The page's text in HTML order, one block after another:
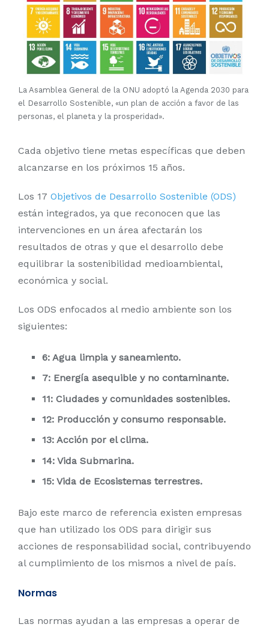
La Asamblea General de la ONU adoptó la Agenda 2030 para
el Desarrollo Sostenible, «un plan de acción a favor de las
personas, el planeta y la prosperidad».
Cada objetivo tiene metas específicas que deben
alcanzarse en los próximos 15 años.
Los 17 Objetivos de Desarrollo Sostenible (ODS)
están integrados, ya que reconocen que las
intervenciones en un área afectarán los
resultados de otras y que el desarrollo debe
equilibrar la sostenibilidad medioambiental,
económica y social.
Los ODS enfocados al medio ambiente son los
siguientes:
6: Agua limpia y saneamiento.
7: Energía asequible y no contaminante.
11: Ciudades y comunidades sostenibles.
12: Producción y consumo responsable.
13: Acción por el clima.
14: Vida Submarina.
15: Vida de Ecosistemas terrestres.
Bajo este marco de referencia existen empresas
que han utilizado los ODS para dirigir sus
acciones de responsabilidad social, contribuyendo
al cumplimiento de los mismos a nivel de país.
Normas
Las normas ayudan a las empresas a operar de